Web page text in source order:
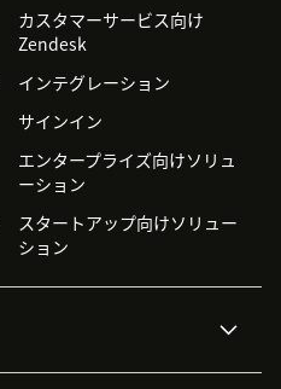
カスタマーサービス向け
Zendesk
インテグレーション
サインイン
エンタープライズ向けソリュ
ーション
スタートアップ向けソリュー
ション